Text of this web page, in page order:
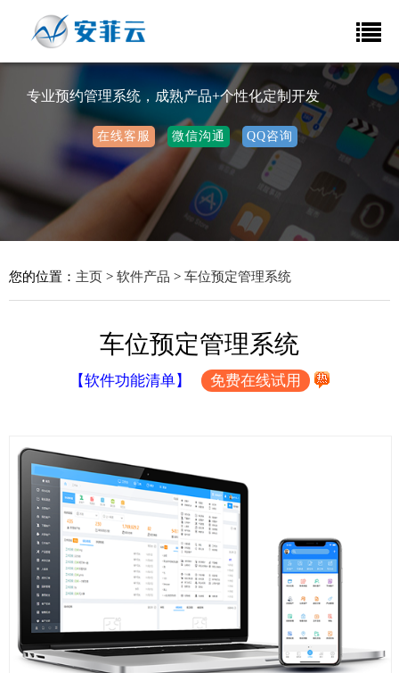
专业预约管理系统，成熟产品+个性化定制开发
在线客服 微信沟通 QQ咨询
您的位置： 主页 > 软件产品 > 车位预定管理系统
车位预定管理系统
【软件功能清单】 免费在线试用